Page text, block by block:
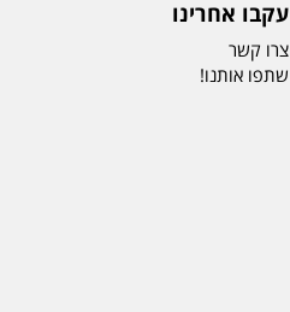
עקבו אחרינו
צרו קשר
שתפו אותנו!